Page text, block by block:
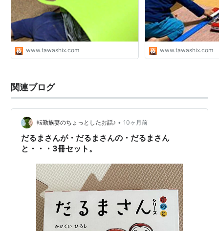
www.tawashix.com www.tawashix.com
関連ブログ
転勤族妻のちょっとしたお話♪ • 10ヶ月前
だるまさんが・だるまさんの・だるまさん
と・・・3冊セット。